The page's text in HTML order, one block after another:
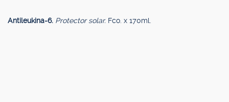
Antileukina-6. Protector solar. Fco. x 170ml.